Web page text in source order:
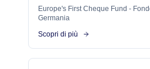
Europe's First Cheque Fund -
Germania
Scopri di più